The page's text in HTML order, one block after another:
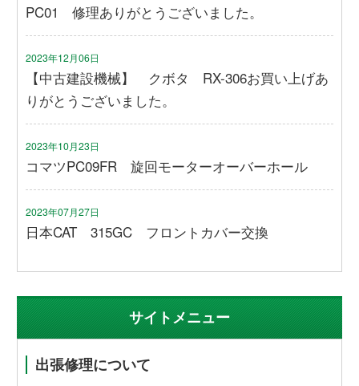
PC01 修理ありがとうございました。
2023年12月06日
【中古建設機械】 クボタ RX-306お買い上げあ
りがとうございました。
2023年10月23日
コマツPC09FR 旋回モーターオーバーホール
2023年07月27日
日本CAT 315GC フロントカバー交換
サイトメニュー
出張修理について